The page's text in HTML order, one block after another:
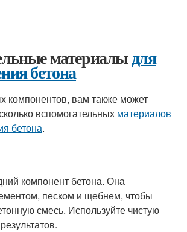
материалыдля
бетона
компонентов, вам также может
вспомогательных материалов
бетона.
компонент бетона. Она
песком и щебнем, чтобы
смесь. Используйте чистую